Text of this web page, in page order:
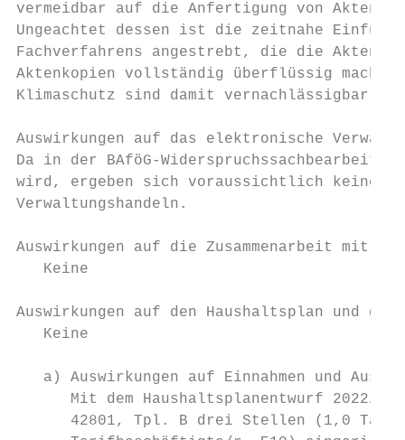
vermeidbar auf die Anfertigung von
Ungeachtet dessen ist die zeitnahe
Fachverfahrens angestrebt, die die
Aktenkopien vollständig überflüssig machen
Klimaschutz sind damit vernachlässigbar.
Auswirkungen auf das elektronische
Da in der BAföG-
wird, ergeben sich voraussichtlich keine
Verwaltungshandeln.
Auswirkungen auf die Zusammenarbeit mit
   Keine
Auswirkungen auf den Haushaltsplan und die
   Keine
a) Auswirkungen auf Einnahmen und
Mit dem Haushaltsplanentwurf 2022/
42801, Tpl. B drei Stellen (1,0